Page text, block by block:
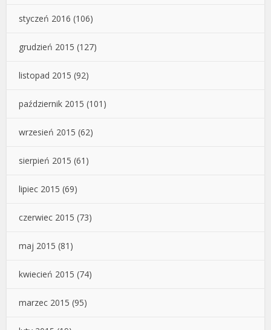
styczeń 2016 (106)
grudzień 2015 (127)
listopad 2015 (92)
październik 2015 (101)
wrzesień 2015 (62)
sierpień 2015 (61)
lipiec 2015 (69)
czerwiec 2015 (73)
maj 2015 (81)
kwiecień 2015 (74)
marzec 2015 (95)